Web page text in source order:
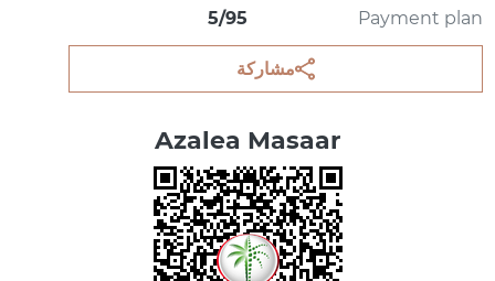
Payment plan
5/95
مشاركة
Azalea Masaar